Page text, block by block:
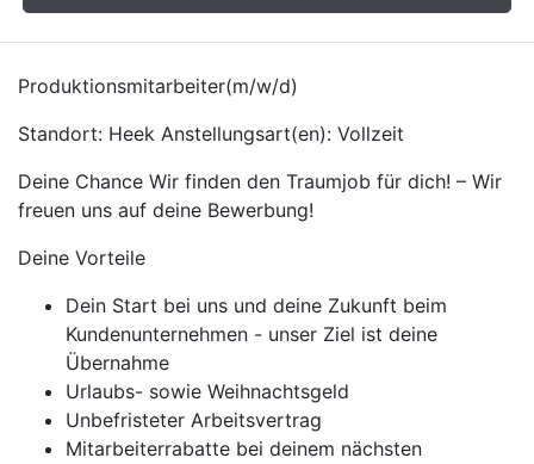
Produktionsmitarbeiter(m/w/d)
Standort: Heek Anstellungsart(en): Vollzeit
Deine Chance Wir finden den Traumjob für dich! – Wir
freuen uns auf deine Bewerbung!
Deine Vorteile
Dein Start bei uns und deine Zukunft beim
Kundenunternehmen - unser Ziel ist deine
Übernahme
Urlaubs- sowie Weihnachtsgeld
Unbefristeter Arbeitsvertrag
Mitarbeiterrabatte bei deinem nächsten